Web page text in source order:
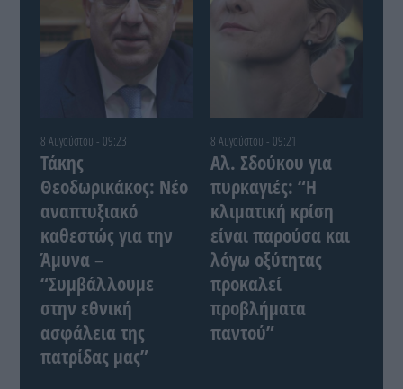
8 Αυγούστου - 09:23
Τάκης
Θεοδωρικάκος: Νέο
αναπτυξιακό
καθεστώς για την
Άμυνα –
“Συμβάλλουμε
στην εθνική
ασφάλεια της
πατρίδας μας”
8 Αυγούστου - 09:21
Αλ. Σδούκου για
πυρκαγιές: “Η
κλιματική κρίση
είναι παρούσα και
λόγω οξύτητας
προκαλεί
προβλήματα
παντού”